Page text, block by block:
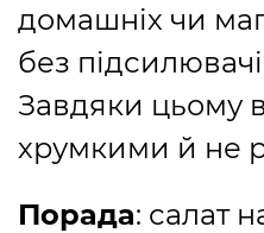
домашніх чи
без
Завдяки цьому
хрумкими й не
Порада: салат